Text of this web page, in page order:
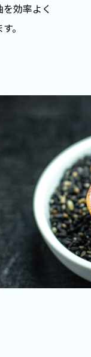
効率よく
。